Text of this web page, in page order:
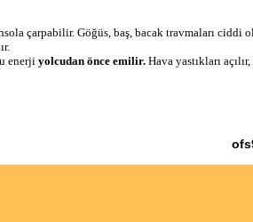
çarpabilir. Göğüs, baş, bacak travmaları
enerji yolcudan önce emilir. Hava yastıkları